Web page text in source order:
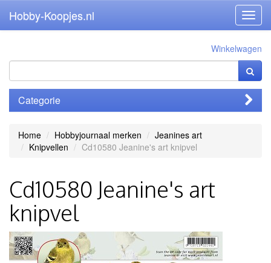
Hobby-Koopjes.nl
Winkelwagen
Categorie
Home Hobbyjournaal merken
Jeanines art
Knipvellen
Cd10580 Jeanine's art knipvel
Cd10580 Jeanine's art
knipvel